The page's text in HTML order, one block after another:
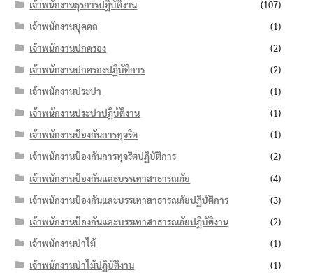
เจ้าพนักงานธุรการปฏิบัติงาน
(107)
เจ้าพนักงานบุคคล
(1)
เจ้าพนักงานปกครอง
(2)
เจ้าพนักงานปกครองปฏิบัติการ
(2)
เจ้าพนักงานประปา
(1)
เจ้าพนักงานประปาปฏิบัติงาน
(1)
เจ้าพนักงานป้องกันการทุจริต
(1)
เจ้าพนักงานป้องกันการทุจริตปฏิบัติการ
(2)
เจ้าพนักงานป้องกันและบรรเทาสาธารณภัย
(4)
เจ้าพนักงานป้องกันและบรรเทาสาธารณภัยปฏิบัติการ
(3)
เจ้าพนักงานป้องกันและบรรเทาสาธารณภัยปฏิบัติงาน
(2)
เจ้าพนักงานป่าไม้
(1)
เจ้าพนักงานป่าไม้ปฏิบัติงาน
(1)